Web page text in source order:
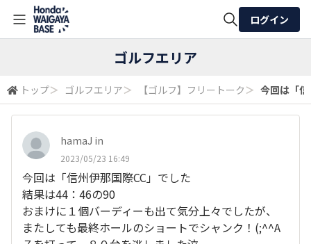
検索
ログイン
ゴルフエリア
トップ＞ ゴルフエリア＞ 【ゴルフ】フリートーク ＞ 今回は「
hamaJ in
2023/05/23 16:49
今回は「信州伊那国際CC」でした
結果は44：46の90
おまけに１個バーディーも出て気分上々でしたが、
またしても最終ホールのショートでシャンク！(;^^A